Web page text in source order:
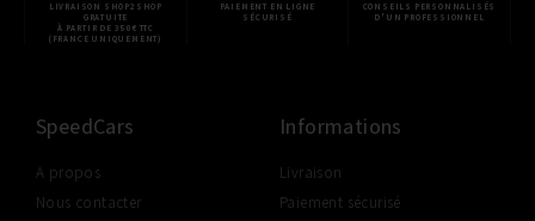
LIVRAISON SHOP2SHOP
GRATUITE
À PARTIR DE 350€ TTC
(FRANCE UNIQUEMENT)
PAIEMENT EN LIGNE
SÉCURISÉ
CONSEILS PERSONNALISÉS
D'UN PROFESSIONNEL
SpeedCars
A propos
Nous contacter
Informations
Livraison
Paiement sécurisé